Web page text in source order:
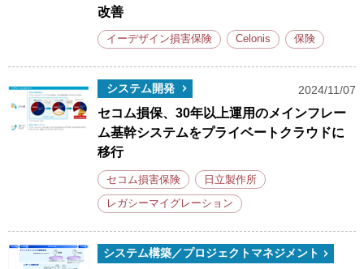
改善
イーデザイン損害保険 Celonis 保険
システム開発 2024/11/07
セコム損保、30年以上運用のメインフレー
ム基幹システムをプライベートクラウドに
移行
セコム損害保険 日立製作所
レガシーマイグレーション
システム構築／プロジェクトマネジメント